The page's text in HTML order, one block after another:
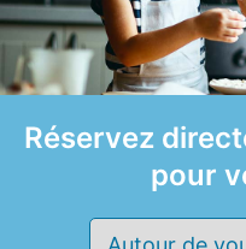
Réservez
pour